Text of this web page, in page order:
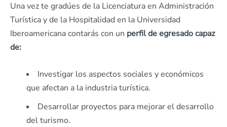
Una vez te gradúes de la Licenciatura en Administración
Turística y de la Hospitalidad en la Universidad
Iberoamericana contarás con un perfil de egresado capaz
de:
Investigar los aspectos sociales y económicos
que afectan a la industria turística.
Desarrollar proyectos para mejorar el desarrollo
del turismo.